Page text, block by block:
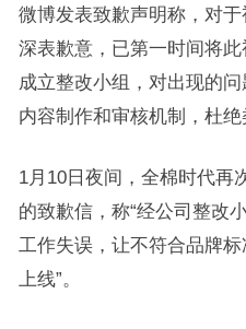
微博发表致歉声明称，对
深表歉意，已第一时间将
成立整改小组，对出现的
内容制作和审核机制，杜绝
1月10日夜间，全棉时代再
的致歉信，称“经公司整改
工作失误，让不符合品牌
上线”。